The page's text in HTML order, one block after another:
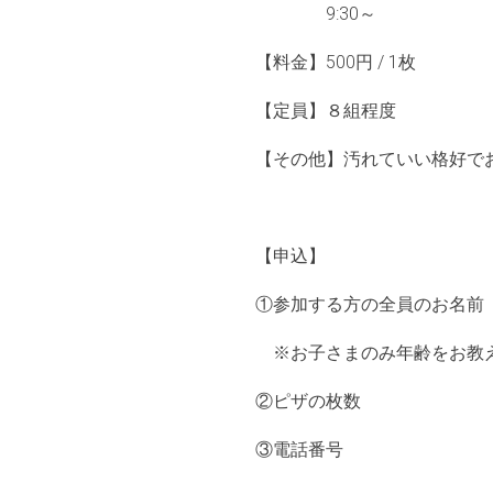
9:30～
【料金】500円 / 1枚
【定員】８組程度
【その他】汚れていい格好
【申込】
①参加する方の全員のお名前
※お子さまのみ年齢をお教
②ピザの枚数
③電話番号